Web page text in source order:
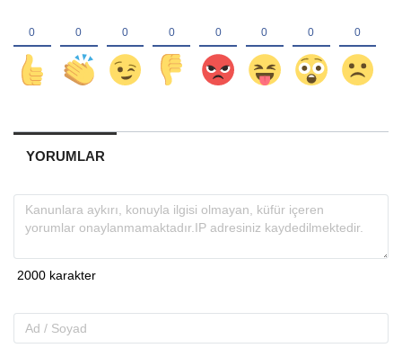
YORUMLAR